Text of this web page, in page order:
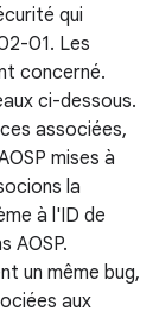
qui
01. Les
concerné.
ci-dessous.
associées,
mises à
la
à l'ID de
AOSP.
un même bug,
aux